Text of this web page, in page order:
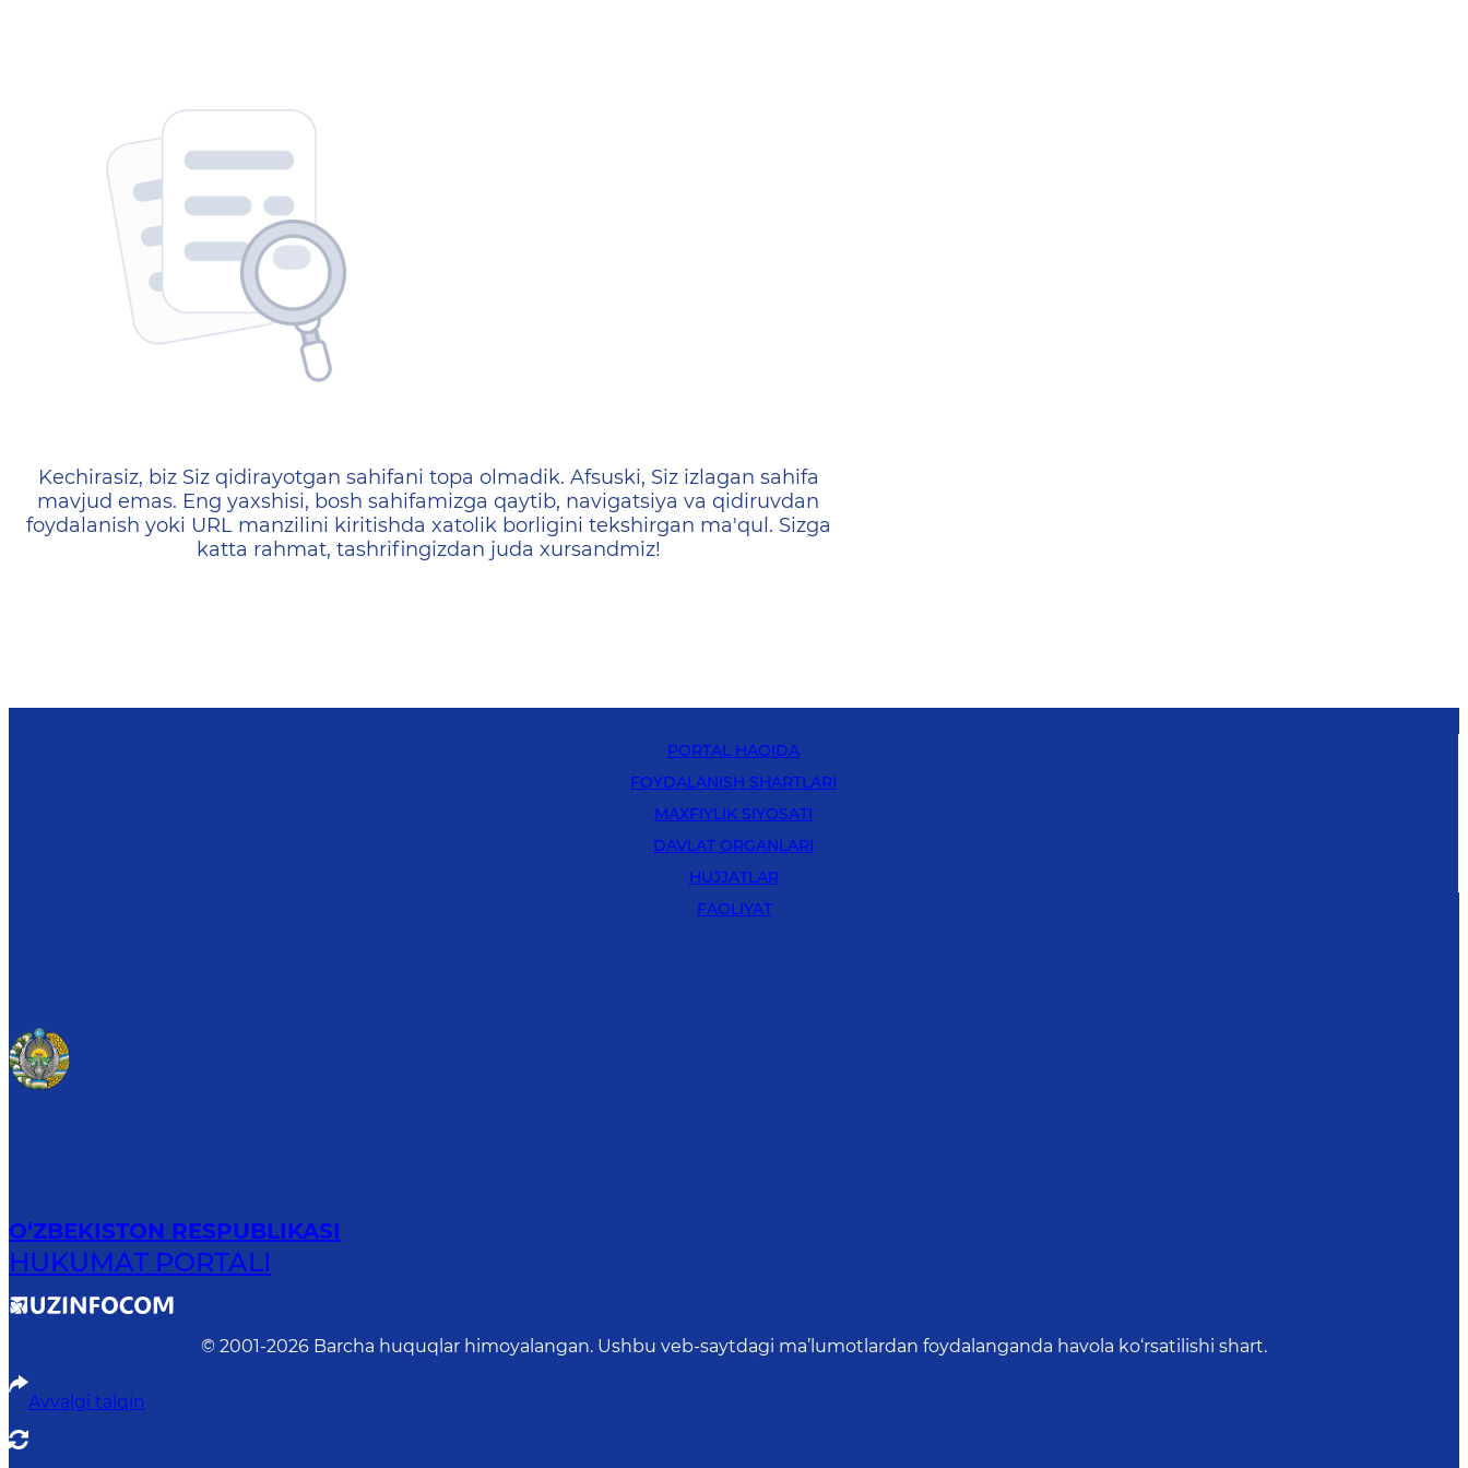
404 — Страница не найдена
Kechirasiz, biz Siz qidirayotgan sahifani topa olmadik. Afsuski, Siz izlagan sahifa
mavjud emas. Eng yaxshisi, bosh sahifamizga qaytib, navigatsiya va qidiruvdan
foydalanish yoki URL manzilini kiritishda xatolik borligini tekshirgan ma'qul. Sizga
katta rahmat, tashrifingizdan juda xursandmiz!
PORTAL HAQIDA
FOYDALANISH SHARTLARI
MAXFIYLIK SIYOSATI
DAVLAT ORGANLARI
HUJJATLAR
FAOLIYAT
O‘ZBEKISTON RESPUBLIKASI
HUKUMAT PORTALI
© 2001-2026 Barcha huquqlar himoyalangan. Ushbu veb-saytdagi ma’lumotlardan foydalanganda havola ko‘rsatilishi shart.
Avvalgi talqin